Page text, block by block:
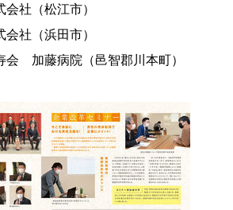
社（松江市）
社（浜田市）
会 加藤病院（邑智郡川本町）
・